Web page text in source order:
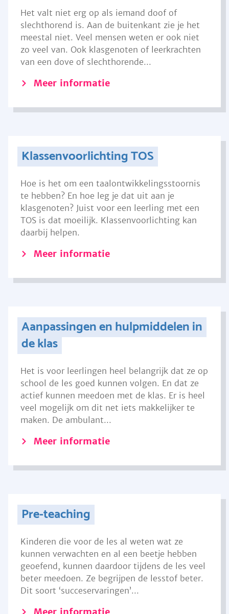
Het valt niet erg op als iemand doof of
slechthorend is. Aan de buitenkant zie je het
meestal niet. Veel mensen weten er ook niet
zo veel van. Ook klasgenoten of leerkrachten
van een dove of slechthorende...
Meer informatie
Klassenvoorlichting TOS
Hoe is het om een taalontwikkelingsstoornis
te hebben? En hoe leg je dat uit aan je
klasgenoten? Juist voor een leerling met een
TOS is dat moeilijk. Klassenvoorlichting kan
daarbij helpen.
Meer informatie
Aanpassingen en hulpmiddelen in
de klas
Het is voor leerlingen heel belangrijk dat ze op
school de les goed kunnen volgen. En dat ze
actief kunnen meedoen met de klas. Er is heel
veel mogelijk om dit net iets makkelijker te
maken. De ambulant...
Meer informatie
Pre-teaching
Kinderen die voor de les al weten wat ze
kunnen verwachten en al een beetje hebben
geoefend, kunnen daardoor tijdens de les veel
beter meedoen. Ze begrijpen de lesstof beter.
Dit soort ‘succeservaringen’...